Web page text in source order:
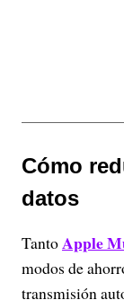
Cómo
datos
TantoApple
modos de
transmisión